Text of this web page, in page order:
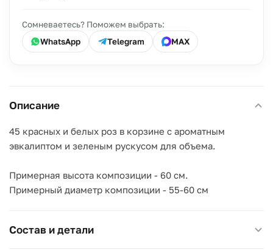
Сомневаетесь? Поможем выбрать:
WhatsApp
Telegram MAX
Описание
45 красных и белых роз в корзине с ароматным
эвкалиптом и зеленым рускусом для объема.
Примерная высота композиции - 60 см.
Примерный диаметр композиции - 55-60 см
Состав и детали